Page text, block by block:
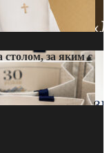
столом, за яким є